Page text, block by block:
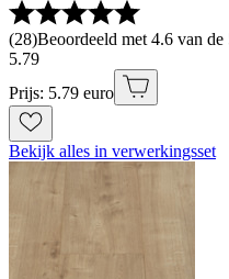
(28)Beoordeeld met 4.6 van
5.79
Prijs: 5.79 euro
Bekijk alles in verwerkingsset